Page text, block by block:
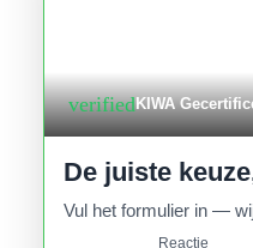
verifiedKIWA
De juiste
Vul het formulier in —
Reactie